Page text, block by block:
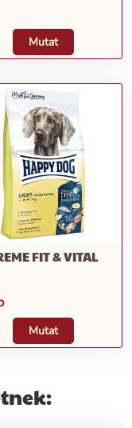
Mutat
FIT & VITAL
Mutat